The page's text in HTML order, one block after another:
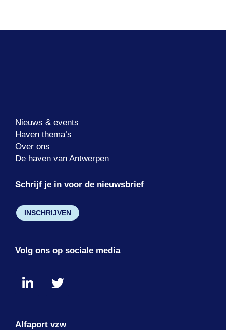
Nieuws & events
Haven thema’s
Over ons
De haven van Antwerpen
Schrijf je in voor de nieuwsbrief
INSCHRIJVEN
Volg ons op sociale media
Alfaport vzw